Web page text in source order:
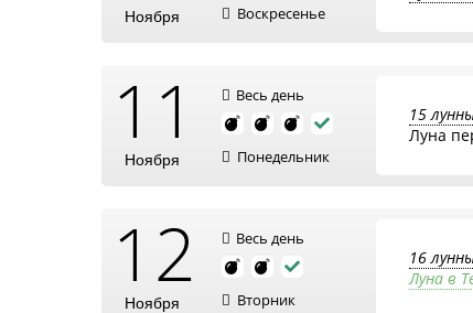
Ноября Воскресенье
11
Ноября
Весь день
Понедельник
15
Луна
12
Ноября
Весь день
Вторник
16
Луна в